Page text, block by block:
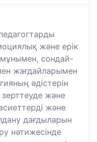
және ерік
сондай-
жағдайларымен
әдістерін
және
және
дағдыларын
нәтижесінде